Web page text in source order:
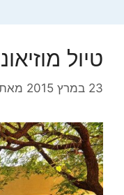
טיול
23 במרץ 2015